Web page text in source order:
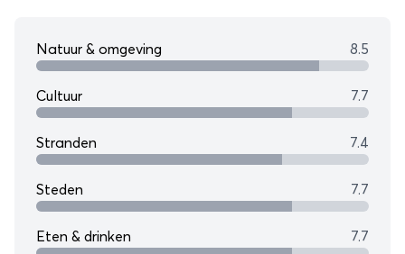
Natuur & omgeving 8.5
Cultuur 7.7
Stranden 7.4
Steden 7.7
Eten & drinken 7.7